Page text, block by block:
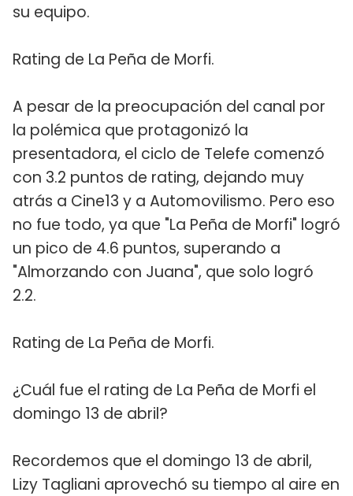
su equipo.
Rating de La Peña de Morfi.
A pesar de la preocupación del canal por
la polémica que protagonizó la
presentadora, el ciclo de Telefe comenzó
con 3.2 puntos de rating, dejando muy
atrás a Cine13 y a Automovilismo. Pero eso
no fue todo, ya que "La Peña de Morfi" logró
un pico de 4.6 puntos, superando a
"Almorzando con Juana", que solo logró
2.2.
Rating de La Peña de Morfi.
¿Cuál fue el rating de La Peña de Morfi el
domingo 13 de abril?
Recordemos que el domingo 13 de abril,
Lizy Tagliani aprovechó su tiempo al aire en